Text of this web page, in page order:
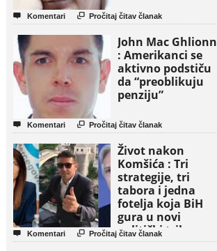
 Komentari  Pročitaj čitav članak
John Mac Ghlionn
: Amerikanci se
aktivno podstiču
da “preoblikuju
penziju”
 Komentari  Pročitaj čitav članak
Život nakon
Komšića : Tri
strategije, tri
tabora i jedna
fotelja koja BiH
gura u novi
politički triler
 Komentari  Pročitaj čitav članak